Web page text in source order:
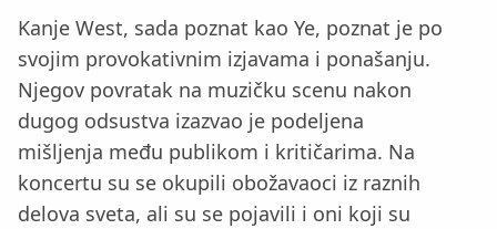
Kanje West, sada poznat kao Ye, poznat je po
svojim provokativnim izjavama i ponašanju.
Njegov povratak na muzičku scenu nakon
dugog odsustva izazvao je podeljena
mišljenja među publikom i kritičarima. Na
koncertu su se okupili obožavaoci iz raznih
delova sveta, ali su se pojavili i oni koji su